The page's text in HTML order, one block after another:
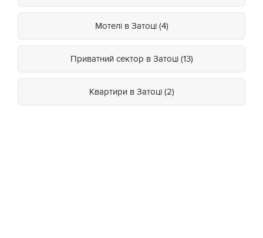
Мотелі в Затоці (4)
Приватний сектор в Затоці (13)
Квартири в Затоці (2)